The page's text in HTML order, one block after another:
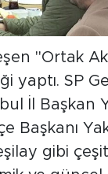
"Ortak
yaptı. SP
İl Başkan
Başkanı
gibi